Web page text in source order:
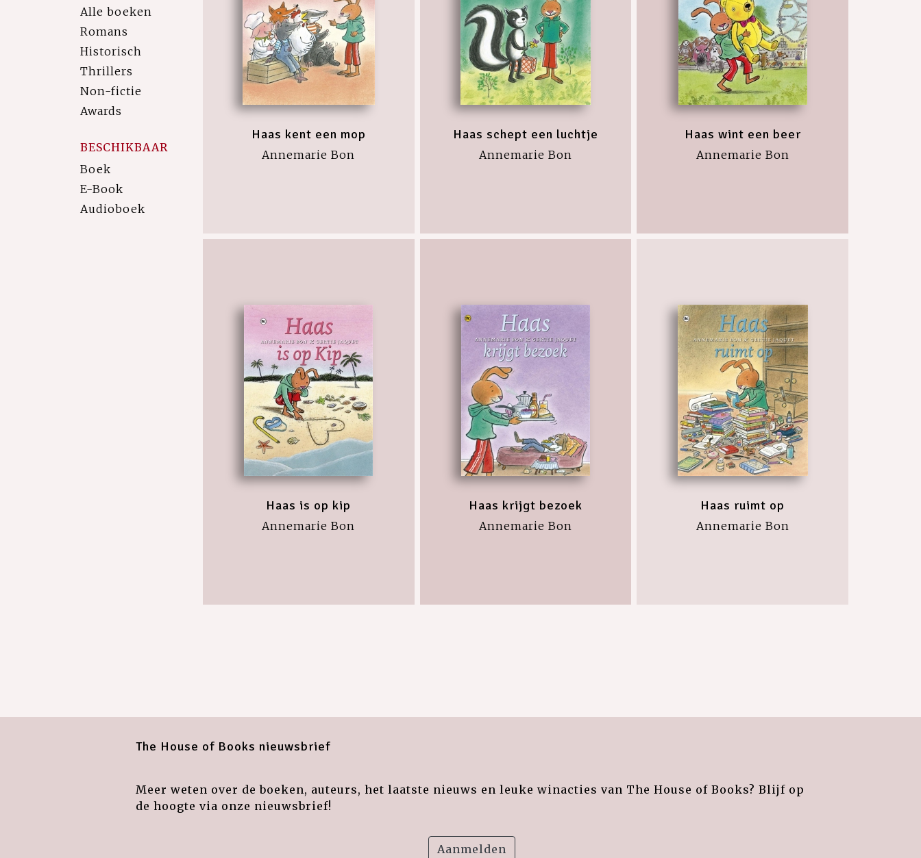
Alle boeken
Romans
Historisch
Thrillers
Non-fictie
Awards
BESCHIKBAAR
Boek
E-Book
Audioboek
Haas kent een mop
Annemarie Bon
Haas schept een luchtje
Annemarie Bon
Haas wint een beer
Annemarie Bon
Haas is op kip
Annemarie Bon
Haas krijgt bezoek
Annemarie Bon
Haas ruimt op
Annemarie Bon
The House of Books nieuwsbrief
Meer weten over de boeken, auteurs, het laatste nieuws en leuke winacties van The House of Books? Blijf op
de hoogte via onze nieuwsbrief!
Aanmelden